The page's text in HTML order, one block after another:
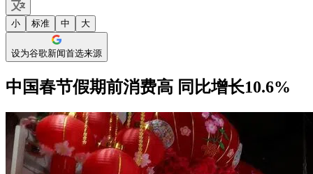
小 标准 中 大
设为谷歌新闻首选来源
中国春节假期前消费高 同比增长10.6%